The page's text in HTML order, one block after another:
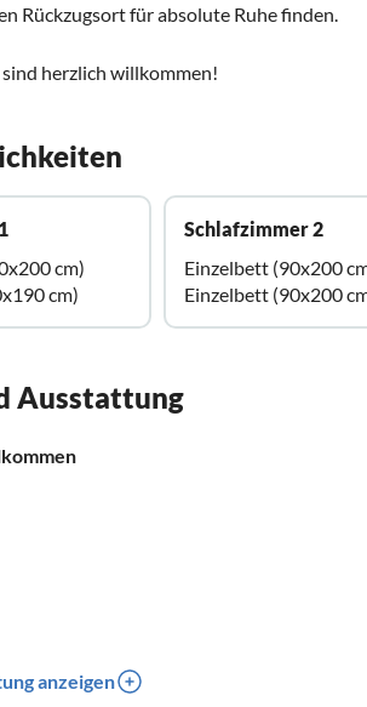
Rückzugsort für absolute Ruhe finden.
herzlich willkommen!
cm)
cm)
Schlafzimmer 2
Einzelbett (90x200
Einzelbett (90x200
Ausstattung
anzeigen